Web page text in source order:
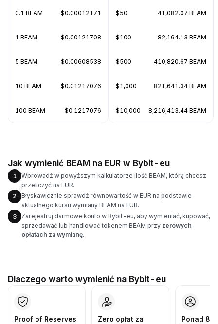
0.1 BEAM $0.00012171
1 BEAM $0.00121708
5 BEAM $0.00608538
10 BEAM $0.01217076
100 BEAM $0.1217076
$50 41,082.07 BEAM
$100 82,164.13 BEAM
$500 410,820.67 BEAM
$1,000 821,641.34 BEAM
$10,000 8,216,413.44 BEAM
Jak wymienić BEAM na EUR w Bybit-eu
1
Wprowadź w powyższym kalkulatorze ilość BEAM, którą chcesz
przeliczyć na EUR.
2
Błyskawicznie sprawdź równowartość w EUR na podstawie
aktualnego kursu wymiany BEAM na EUR.
3
Zarejestruj darmowe konto w Bybit-eu, aby wymieniać, kupować,
sprzedawać lub handlować tokenem BEAM przy zerowych
opłatach za wymianę.
Dlaczego warto wymienić na Bybit-eu
Proof of Reserves
Zero opłat za
Ponad 86